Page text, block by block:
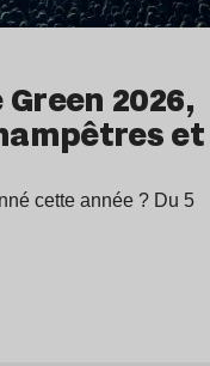
2026,
et
cette année ? Du 5